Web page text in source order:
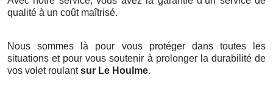
qualité à un coût maîtrisé.
Nous sommes là pour vous protéger dans toutes les
situations et pour vous soutenir à prolonger la durabilité de
vos volet roulantsur Le Houlme.